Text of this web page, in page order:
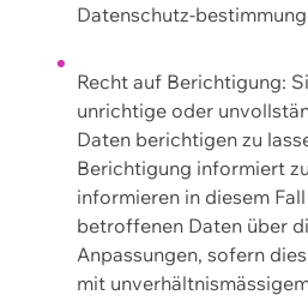
Datenschutz-
Recht auf Berichtigung:
unrichtige oder
Daten berichtigen zu
Berichtigung informiert
informieren in diesem
betroffenen Daten über
Anpassungen, sofern
mit